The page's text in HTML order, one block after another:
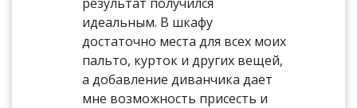
идеальным. В шкафу
достаточно места для всех моих
пальто, курток и других вещей,
а добавление диванчика дает
мне возможность присесть и